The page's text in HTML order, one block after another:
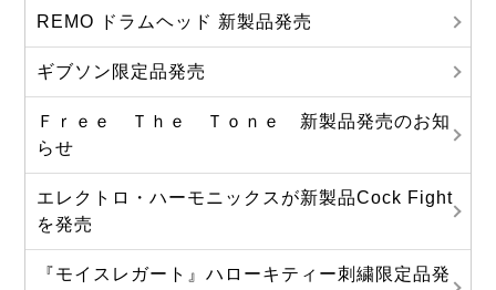
REMO ドラムヘッド 新製品発売
ギブソン限定品発売
Ｆｒｅｅ Ｔｈｅ Ｔｏｎｅ 新製品発売のお知
らせ
エレクトロ・ハーモニックスが新製品Cock Fight
を発売
『モイスレガート』ハローキティー刺繍限定品発